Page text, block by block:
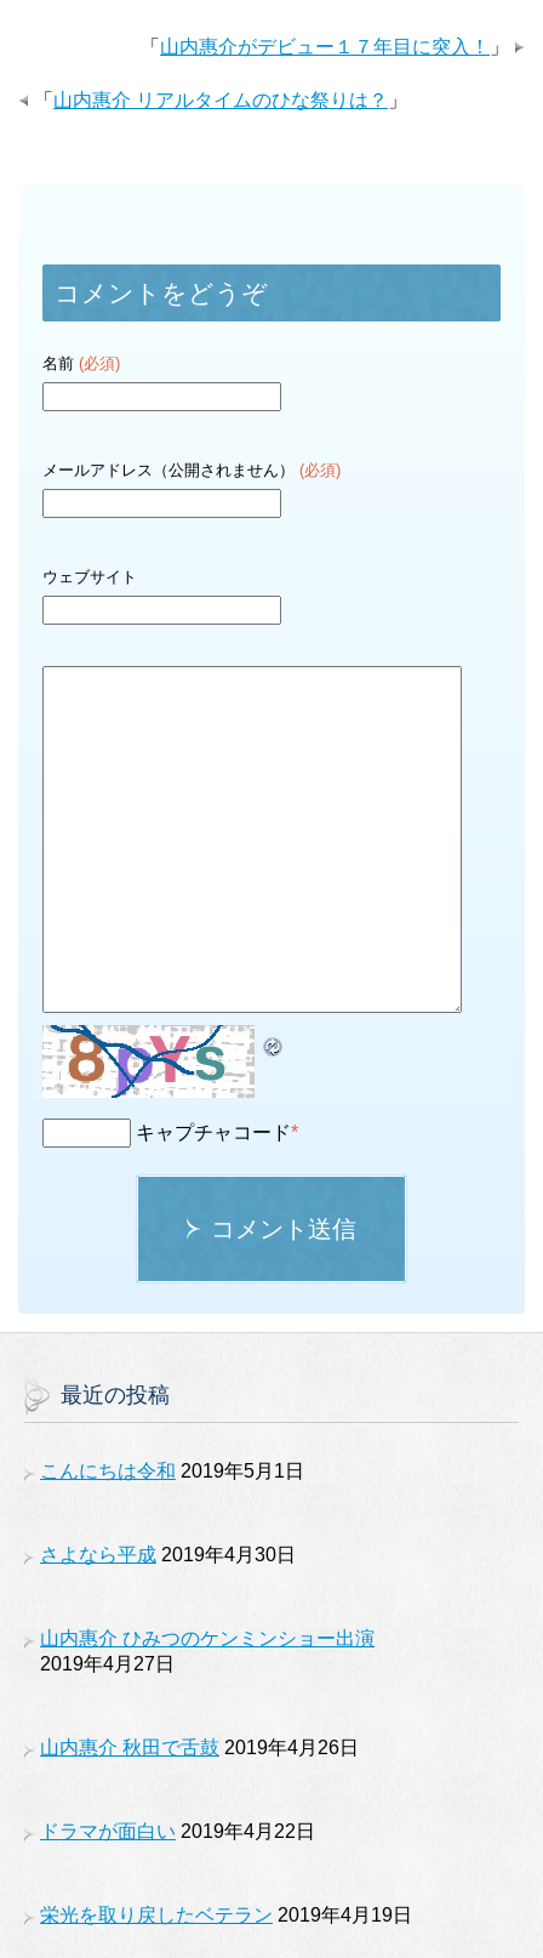
「 山内惠介がデビュー１７年目に突入！ 」
「 山内惠介 リアルタイムのひな祭りは？ 」
コメントをどうぞ
名前 (必須)
メールアドレス（公開されません） (必須)
ウェブサイト
キャプチャコード*
コメント送信
最近の投稿
こんにちは令和 2019年5月1日
さよなら平成 2019年4月30日
山内惠介 ひみつのケンミンショー出演
2019年4月27日
山内惠介 秋田で舌鼓 2019年4月26日
ドラマが面白い 2019年4月22日
栄光を取り戻したベテラン 2019年4月19日